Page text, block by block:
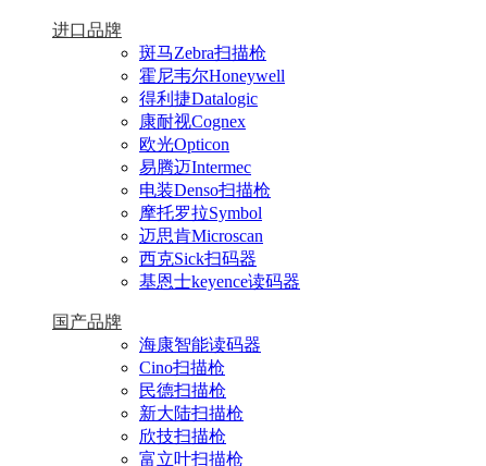
进口品牌
斑马Zebra扫描枪
霍尼韦尔Honeywell
得利捷Datalogic
康耐视Cognex
欧光Opticon
易腾迈Intermec
电装Denso扫描枪
摩托罗拉Symbol
迈思肯Microscan
西克Sick扫码器
基恩士keyence读码器
国产品牌
海康智能读码器
Cino扫描枪
民德扫描枪
新大陆扫描枪
欣技扫描枪
富立叶扫描枪